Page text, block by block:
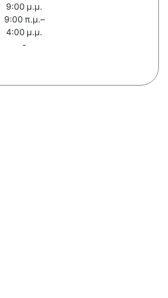
9:00 μ.μ.
9:00 π.μ.–
4:00 μ.μ.
-